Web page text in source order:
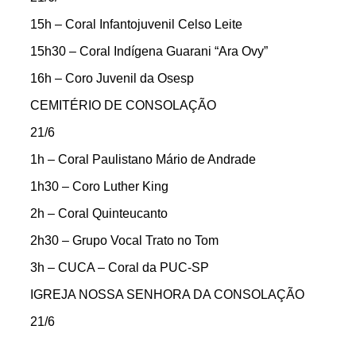
15h – Coral Infantojuvenil Celso Leite
15h30 – Coral Indígena Guarani “Ara Ovy”
16h – Coro Juvenil da Osesp
CEMITÉRIO DE CONSOLAÇÃO
21/6
1h – Coral Paulistano Mário de Andrade
1h30 – Coro Luther King
2h – Coral Quinteucanto
2h30 – Grupo Vocal Trato no Tom
3h – CUCA – Coral da PUC-SP
IGREJA NOSSA SENHORA DA CONSOLAÇÃO
21/6